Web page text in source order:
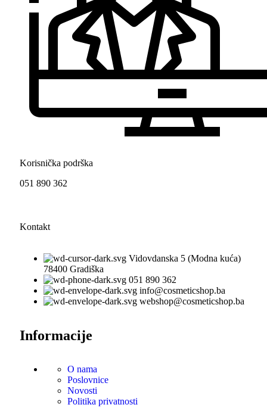
Korisnička podrška
051 890 362
Kontakt
Vidovdanska 5 (Modna kuća)
78400 Gradiška
051 890 362
info@cosmeticshop.ba
webshop@cosmeticshop.ba
Informacije
O nama
Poslovnice
Novosti
Politika privatnosti